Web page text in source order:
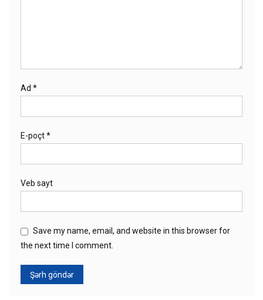
Ad *
E-poçt*
Veb sayt
Save my name, email, and website in this browser for
the next time I comment.